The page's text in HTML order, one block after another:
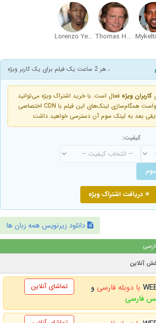
Thomas Haden Church
Lorenzo Yearby
، هر 2 ساعت یک فیلم برای یک کاربر ویژه
کاربران ویژه فعال است. با خرید اشتراک ویژه می‌توانید
هر 2 ساعت یک‌بار درخواست همگام‌سازی لینک‌های این فیلم با CDN اختصاصی
بعد به لینک سوم آن دسترسی خواهید داشت
کیفیت:
⭐ دریافت اشتراک ویژه
دانلود زیرنویس همه زبان ها
آنلاین
با دوبله فارسی و
فارسی
تماشای آنلاین